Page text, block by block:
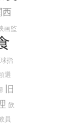
西
画監
指
選
旧
飲
員